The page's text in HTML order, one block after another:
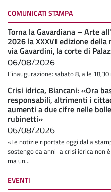
COMUNICATI STAMPA
Torna la Gavardiana – Arte
2026 la XXXVII edizione
via Gavardini, la corte di
06/08/2026
L’inaugurazione: sabato 8, alle
Crisi idrica, Biancani: «Ora
responsabili, altrimenti i
aumenti a due cifre nelle
rubinetti»
06/08/2026
«Le notizie riportate oggi dalla
sostengo da anni: la crisi idrica non
ma un...
EVENTI